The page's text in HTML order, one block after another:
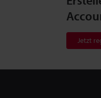
Jetzt